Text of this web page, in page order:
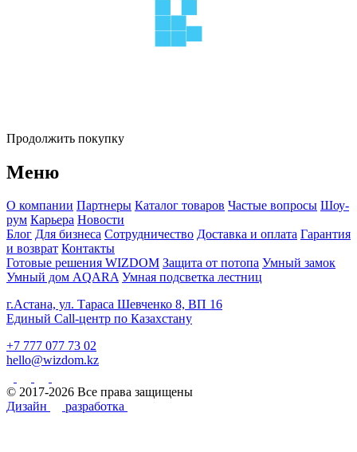
Продолжить покупку
Меню
О компании Партнеры Каталог товаров Частые вопросы Шоу-
рум Карьера Новости
Блог Для бизнеса Сотрудничество Доставка и оплата Гарантия
и возврат Контакты
Готовые решения WIZDOM Защита от потопа Умный замок
Умный дом AQARA Умная подсветка лестниц
г.Астана, ул. Тараса Шевченко 8, ВП 16
Единый Call-центр по Казахстану
+7 777 077 73 02
hello@wizdom.kz
© 2017-2026 Все права защищены
Дизайн
разработка